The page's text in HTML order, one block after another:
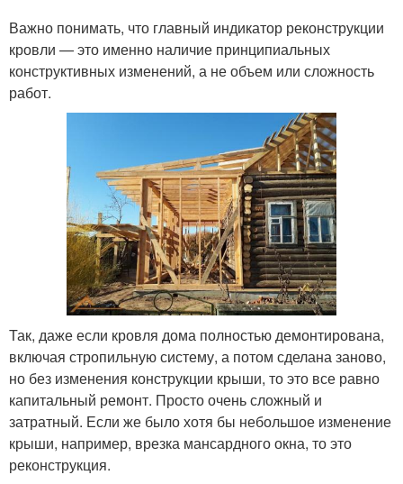
Важно понимать, что главный индикатор реконструкции
кровли — это именно наличие принципиальных
конструктивных изменений, а не объем или сложность
работ.
Так, даже если кровля дома полностью демонтирована,
включая стропильную систему, а потом сделана заново,
но без изменения конструкции крыши, то это все равно
капитальный ремонт. Просто очень сложный и
затратный. Если же было хотя бы небольшое изменение
крыши, например, врезка мансардного окна, то это
реконструкция.